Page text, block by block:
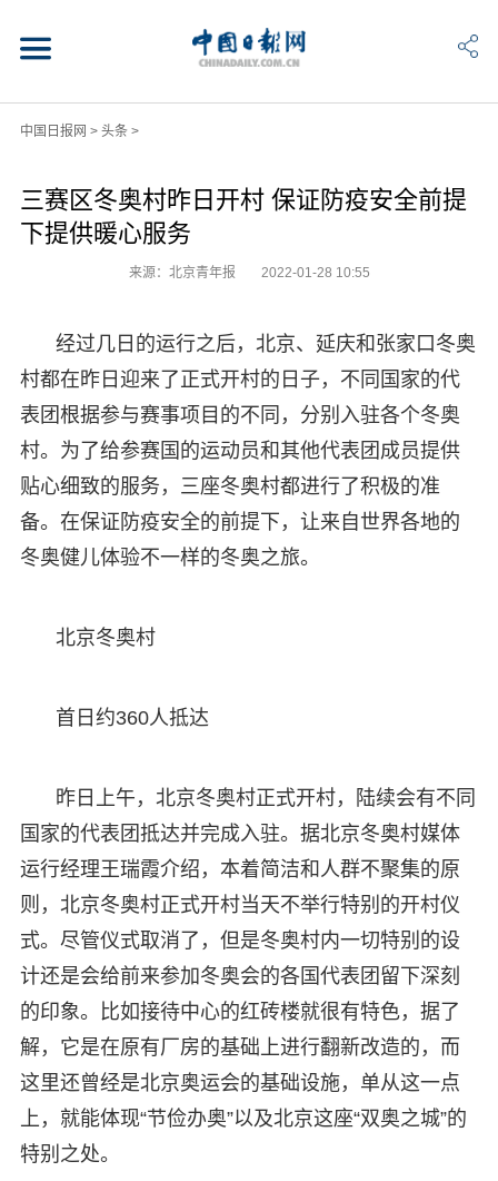
中国日报网 > 头条>
三赛区冬奥村昨日开村 保证防疫安全前提
下提供暖心服务
来源：北京青年报 2022-01-28 10:55
经过几日的运行之后，北京、延庆和张家口冬奥
村都在昨日迎来了正式开村的日子，不同国家的代
表团根据参与赛事项目的不同，分别入驻各个冬奥
村。为了给参赛国的运动员和其他代表团成员提供
贴心细致的服务，三座冬奥村都进行了积极的准
备。在保证防疫安全的前提下，让来自世界各地的
冬奥健儿体验不一样的冬奥之旅。
北京冬奥村
首日约360人抵达
昨日上午，北京冬奥村正式开村，陆续会有不同
国家的代表团抵达并完成入驻。据北京冬奥村媒体
运行经理王瑞霞介绍，本着简洁和人群不聚集的原
则，北京冬奥村正式开村当天不举行特别的开村仪
式。尽管仪式取消了，但是冬奥村内一切特别的设
计还是会给前来参加冬奥会的各国代表团留下深刻
的印象。比如接待中心的红砖楼就很有特色，据了
解，它是在原有厂房的基础上进行翻新改造的，而
这里还曾经是北京奥运会的基础设施，单从这一点
上，就能体现“节俭办奥”以及北京这座“双奥之城”的
特别之处。